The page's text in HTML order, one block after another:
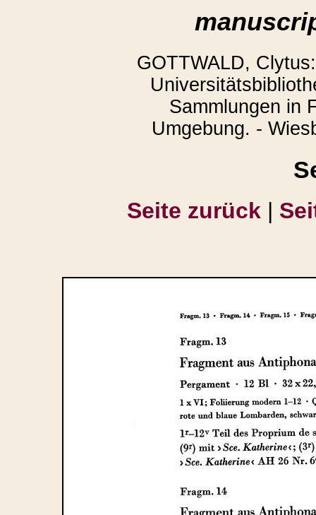
GOTTWALD,
Sammlungen in
Umgebung. -
Seite zurück |